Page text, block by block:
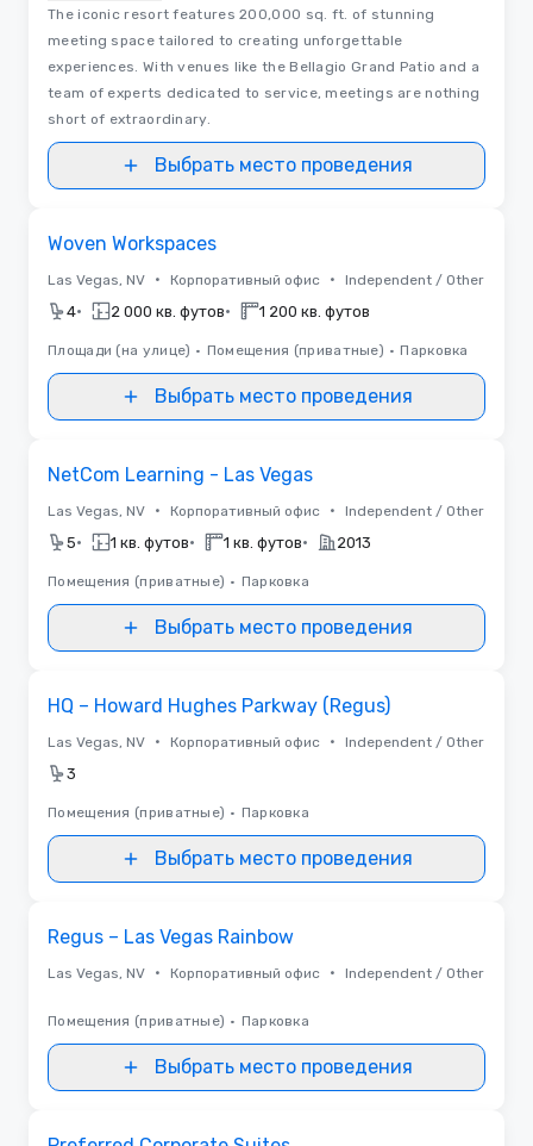
The iconic resort features 200,000 sq. ft. of stunning
meeting space tailored to creating unforgettable
experiences. With venues like the Bellagio Grand Patio and a
team of experts dedicated to service, meetings are nothing
short of extraordinary.
Выбрать место проведения
Woven Workspaces
Las Vegas, NV • Корпоративный офис • Independent / Other
4• 2 000 кв. футов• 1 200 кв. футов
Площади (на улице) • Помещения (приватные) • Парковка
Выбрать место проведения
NetCom Learning - Las Vegas
Las Vegas, NV • Корпоративный офис • Independent / Other
5• 1 кв. футов• 1 кв. футов• 2013
Помещения (приватные) • Парковка
Выбрать место проведения
HQ – Howard Hughes Parkway (Regus)
Las Vegas, NV • Корпоративный офис • Independent / Other
3
Помещения (приватные) • Парковка
Выбрать место проведения
Regus – Las Vegas Rainbow
Las Vegas, NV • Корпоративный офис • Independent / Other
Помещения (приватные) • Парковка
Выбрать место проведения